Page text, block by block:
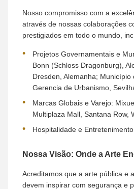
Nosso compromisso com a
através de nossas colaborações
prestigiados em todo o mundo,
Projetos Governamentais e
Bonn (Schloss Dragonburg),
Dresden, Alemanha; Município
Gerencia de Urbanismo,
Marcas Globais e Varejo:
Multiplaza Mall, Santana Row,
Hospitalidade e
Nossa Visão: Onde a Arte
Acreditamos que a arte pública e
devem inspirar com segurança e